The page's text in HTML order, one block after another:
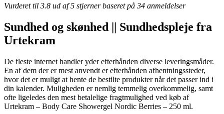
Vurderet til 3.8 ud af 5 stjerner baseret på 34 anmeldelser
Sundhed og skønhed || Sundhedspleje fra
Urtekram
De fleste internet handler yder efterhånden diverse leveringsmåder.
En af dem der er mest anvendt er efterhånden afhentningssteder,
hvor det er muligt at hente de bestilte produkter når det passer ind i
din kalender. Muligheden er nemlig temmelig overkommelig, samt
ofte ligeledes den mest betalelige fragtmulighed ved køb af
Urtekram – Body Care Showergel Nordic Berries – 250 ml.